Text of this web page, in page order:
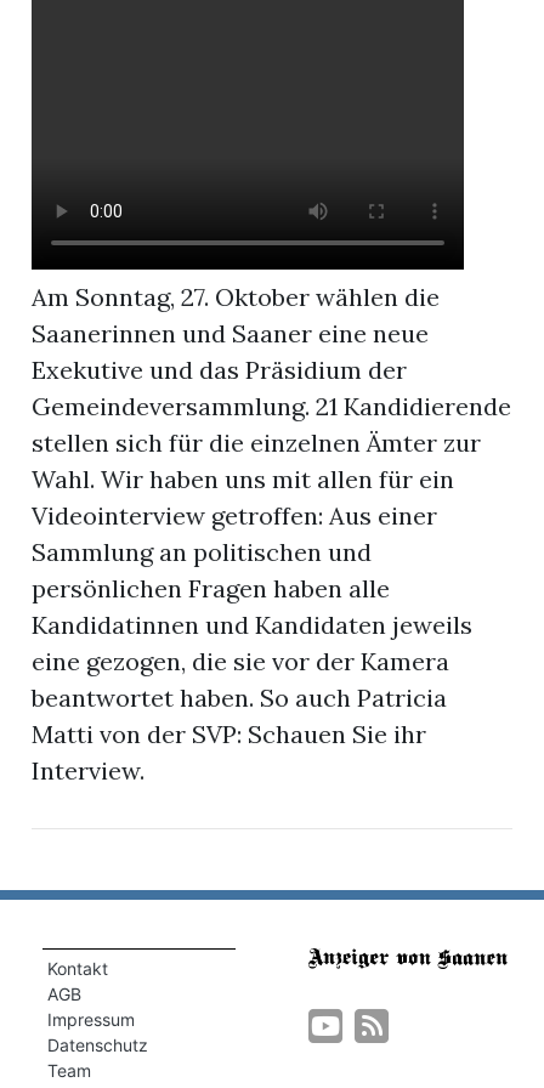
Am Sonntag, 27. Oktober wählen die
Saanerinnen und Saaner eine neue
Exekutive und das Präsidium der
Gemeindeversammlung. 21 Kandidierende
stellen sich für die einzelnen Ämter zur
Wahl. Wir haben uns mit allen für ein
Videointerview getroffen: Aus einer
Sammlung an politischen und
persönlichen Fragen haben alle
Kandidatinnen und Kandidaten jeweils
eine gezogen, die sie vor der Kamera
beantwortet haben. So auch Patricia
Matti von der SVP: Schauen Sie ihr
Interview.
Kontakt
AGB
Impressum
Datenschutz
Team